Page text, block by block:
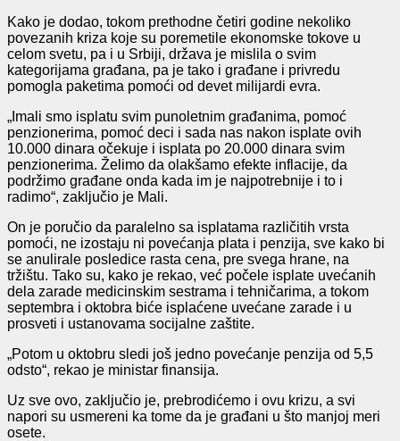
Kako je dodao, tokom prethodne četiri godine nekoliko
povezanih kriza koje su poremetile ekonomske tokove u
celom svetu, pa i u Srbiji, država je mislila o svim
kategorijama građana, pa je tako i građane i privredu
pomogla paketima pomoći od devet milijardi evra.
„Imali smo isplatu svim punoletnim građanima, pomoć
penzionerima, pomoć deci i sada nas nakon isplate ovih
10.000 dinara očekuje i isplata po 20.000 dinara svim
penzionerima. Želimo da olakšamo efekte inflacije, da
podržimo građane onda kada im je najpotrebnije i to i
radimo“, zaključio je Mali.
On je poručio da paralelno sa isplatama različitih vrsta
pomoći, ne izostaju ni povećanja plata i penzija, sve kako bi
se anulirale posledice rasta cena, pre svega hrane, na
tržištu. Tako su, kako je rekao, već počele isplate uvećanih
dela zarade medicinskim sestrama i tehničarima, a tokom
septembra i oktobra biće isplaćene uvećane zarade i u
prosveti i ustanovama socijalne zaštite.
„Potom u oktobru sledi još jedno povećanje penzija od 5,5
odsto“, rekao je ministar finansija.
Uz sve ovo, zaključio je, prebrodićemo i ovu krizu, a svi
napori su usmereni ka tome da je građani u što manjoj meri
osete.